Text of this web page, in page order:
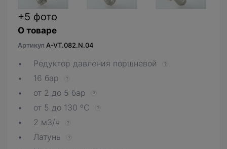
+5 фото
О товаре
Артикул A-VT.082.N.04
Редуктор давления поршневой ?
16 бар ?
от 2 до 5 бар ?
от 5 до 130 ºС ?
2 м3/ч ?
Латунь ?